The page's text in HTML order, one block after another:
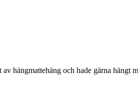
hängmattehäng och hade gärna